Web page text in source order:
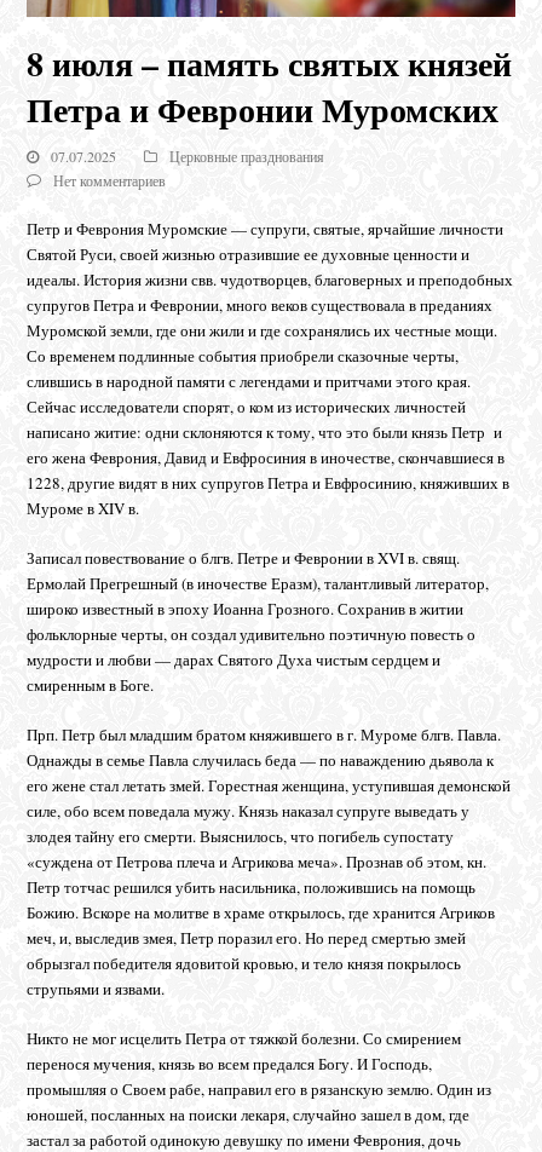
8 июля – память святых князей
Петра и Февронии Муромских
07.07.2025
Церковные празднования
Нет комментариев
Петр и Феврония Муромские — супруги, святые, ярчайшие личности
Святой Руси, своей жизнью отразившие ее духовные ценности и
идеалы. История жизни свв. чудотворцев, благоверных и преподобных
супругов Петра и Февронии, много веков существовала в преданиях
Муромской земли, где они жили и где сохранялись их честные мощи.
Со временем подлинные события приобрели сказочные черты,
слившись в народной памяти с легендами и притчами этого края.
Сейчас исследователи спорят, о ком из исторических личностей
написано житие: одни склоняются к тому, что это были князь Петр и
его жена Феврония, Давид и Евфросиния в иночестве, скончавшиеся в
1228, другие видят в них супругов Петра и Евфросинию, княживших в
Муроме в XIV в.
Записал повествование о блгв. Петре и Февронии в XVI в. свящ.
Ермолай Прегрешный (в иночестве Еразм), талантливый литератор,
широко известный в эпоху Иоанна Грозного. Сохранив в житии
фольклорные черты, он создал удивительно поэтичную повесть о
мудрости и любви — дарах Святого Духа чистым сердцем и
смиренным в Боге.
Прп. Петр был младшим братом княжившего в г. Муроме блгв. Павла.
Однажды в семье Павла случилась беда — по наваждению дьявола к
его жене стал летать змей. Горестная женщина, уступившая демонской
силе, обо всем поведала мужу. Князь наказал супруге выведать у
злодея тайну его смерти. Выяснилось, что погибель супостату
«суждена от Петрова плеча и Агрикова меча». Прознав об этом, кн.
Петр тотчас решился убить насильника, положившись на помощь
Божию. Вскоре на молитве в храме открылось, где хранится Агриков
меч, и, выследив змея, Петр поразил его. Но перед смертью змей
обрызгал победителя ядовитой кровью, и тело князя покрылось
струпьями и язвами.
Никто не мог исцелить Петра от тяжкой болезни. Со смирением
перенося мучения, князь во всем предался Богу. И Господь,
промышляя о Своем рабе, направил его в рязанскую землю. Один из
юношей, посланных на поиски лекаря, случайно зашел в дом, где
застал за работой одинокую девушку по имени Феврония, дочь